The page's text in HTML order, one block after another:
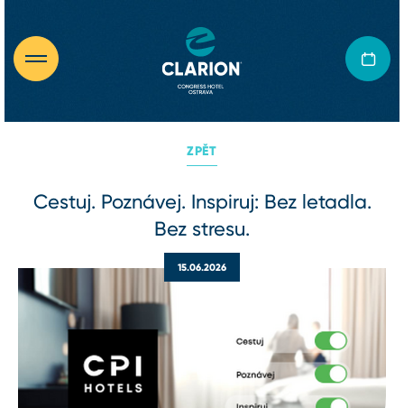
ZPĚT
Cestuj. Poznávej. Inspiruj: Bez letadla.
Bez stresu.
15.06.2026